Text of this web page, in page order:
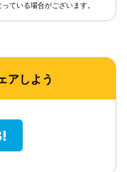
ている場合がございます。
アしよう